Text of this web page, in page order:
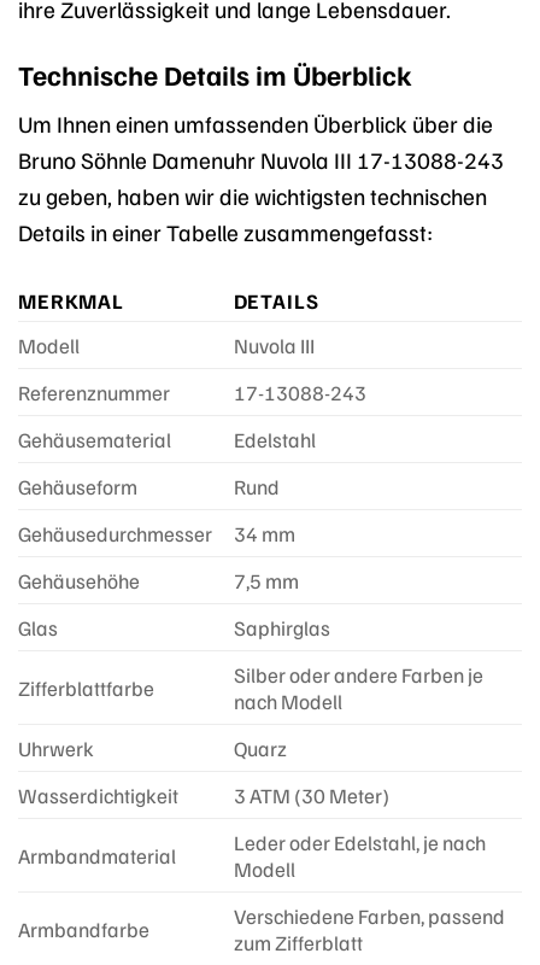
ihre Zuverlässigkeit und lange Lebensdauer.
Technische Details im Überblick
Um Ihnen einen umfassenden Überblick über die
Bruno Söhnle Damenuhr Nuvola III 17-13088-243
zu geben, haben wir die wichtigsten technischen
Details in einer Tabelle zusammengefasst:
MERKMAL
DETAILS
Modell
Nuvola III
Referenznummer
17-13088-243
Gehäusematerial
Edelstahl
Gehäuseform
Rund
Gehäusedurchmesser
34 mm
Gehäusehöhe
7,5 mm
Glas
Saphirglas
Zifferblattfarbe
Silber oder andere Farben je
nach Modell
Uhrwerk
Quarz
Wasserdichtigkeit
3 ATM (30 Meter)
Armbandmaterial
Leder oder Edelstahl, je nach
Modell
Armbandfarbe
Verschiedene Farben, passend
zum Zifferblatt